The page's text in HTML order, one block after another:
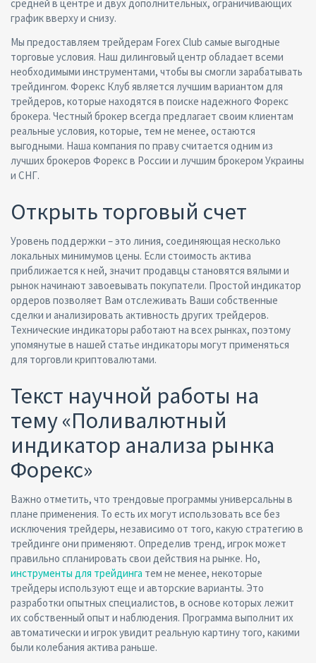
средней в центре и двух дополнительных, ограничивающих
график вверху и снизу.
Мы предоставляем трейдерам Forex Club самые выгодные
торговые условия. Наш дилинговый центр обладает всеми
необходимыми инструментами, чтобы вы смогли зарабатывать
трейдингом. Форекс Клуб является лучшим вариантом для
трейдеров, которые находятся в поиске надежного Форекс
брокера. Честный брокер всегда предлагает своим клиентам
реальные условия, которые, тем не менее, остаются
выгодными. Наша компания по праву считается одним из
лучших брокеров Форекс в России и лучшим брокером Украины
и СНГ.
Открыть торговый счет
Уровень поддержки – это линия, соединяющая несколько
локальных минимумов цены. Если стоимость актива
приближается к ней, значит продавцы становятся вялыми и
рынок начинают завоевывать покупатели. Простой индикатор
ордеров позволяет Вам отслеживать Ваши собственные
сделки и анализировать активность других трейдеров.
Технические индикаторы работают на всех рынках, поэтому
упомянутые в нашей статье индикаторы могут применяться
для торговли криптовалютами.
Текст научной работы на
тему «Поливалютный
индикатор анализа рынка
Форекс»
Важно отметить, что трендовые программы универсальны в
плане применения. То есть их могут использовать все без
исключения трейдеры, независимо от того, какую стратегию в
трейдинге они применяют. Определив тренд, игрок может
правильно спланировать свои действия на рынке. Но,
инструменты для трейдинга тем не менее, некоторые
трейдеры используют еще и авторские варианты. Это
разработки опытных специалистов, в основе которых лежит
их собственный опыт и наблюдения. Программа выполнит их
автоматически и игрок увидит реальную картину того, какими
были колебания актива раньше.